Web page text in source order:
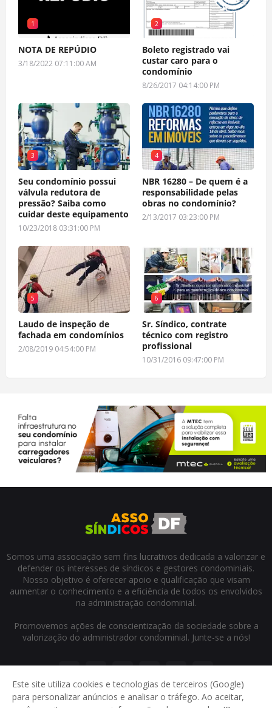
1
NOTA DE REPÚDIO
3/18/2022 07:11:00 AM
2
Boleto registrado vai
custar caro para o
condomínio
8/26/2017 04:14:00 PM
3
Seu condomínio possui
válvula redutora de
pressão? Saiba como
cuidar deste equipamento
10/23/2018 03:31:00 PM
4
NBR 16280 – De quem é a
responsabilidade pelas
obras no condomínio?
2/13/2017 03:23:00 PM
5
Laudo de inspeção de
fachada em condomínios
2/08/2019 04:54:00 PM
6
Sr. Síndico, contrate
técnico com registro
profissional
10/31/2016 09:47:00 PM
Somos uma associação sem fins lucrativos dedicada a valorizar e
defender os interesses de síndicos e gestores condominiais.
Nosso objetivo é oferecer apoio e qualificação que visam
aumentar o conhecimento e a eficiência de todos os envolvidos
na administração condominial.
Promovemos ações de conscientização da sociedade sobre a
valorização do administrador condominial. Junte-se a nós!
Este site utiliza cookies e tecnologias de terceiros (Google)
para personalizar anúncios e analisar o tráfego. Ao aceitar,